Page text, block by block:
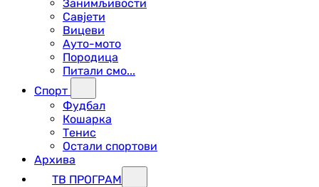
Занимљивости
Савјети
Вицеви
Ауто-мото
Породица
Питали смо...
Спорт
Фудбал
Кошарка
Тенис
Остали спортови
Архива
ТВ ПРОГРАМ